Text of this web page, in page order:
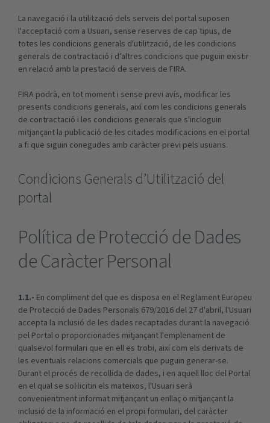
La navegació i la utilització dels serveis del portal suposen
l'acceptació com a Usuari, sense reserves de cap tipus, de
totes les condicions generals d'utilització, de les condicions
generals de contractació i d’altres condicions que puguin existir
en relació amb la prestació de serveis de FIRA.
FIRA podrà, en tot moment i sense previ avís, modificar les
presents condicions generals, així com les condicions generals
de contractació i les condicions generals que s'incloguin
mitjançant la publicació de les citades modificacions en el portal
a fi que siguin conegudes amb caràcter previ pels usuaris.
Condicions Generals d’Utilització del
portal
Política de Protecció de Dades
de Caràcter Personal
1.1.- En compliment del que es disposa en el Reglament Europeu
de Protecció de Dades Personals 679/2016 del 27 d'abril, l'Usuari
accepta la inclusió de les dades recaptades durant la navegació
pel Portal o proporcionades mitjançant l'emplenament de
qualsevol formulari que en ell es trobi, així com els derivats de
les eventuals relacions comercials que puguin generar-se.
Durant el procés de recollida de dades, i en aquell lloc del Portal
en el qual se sol·licitin els mateixos, l'Usuari serà
convenientment informat mitjançant un enllaç o mitjançant la
inclusió de la informació en el propi formulari, del caràcter